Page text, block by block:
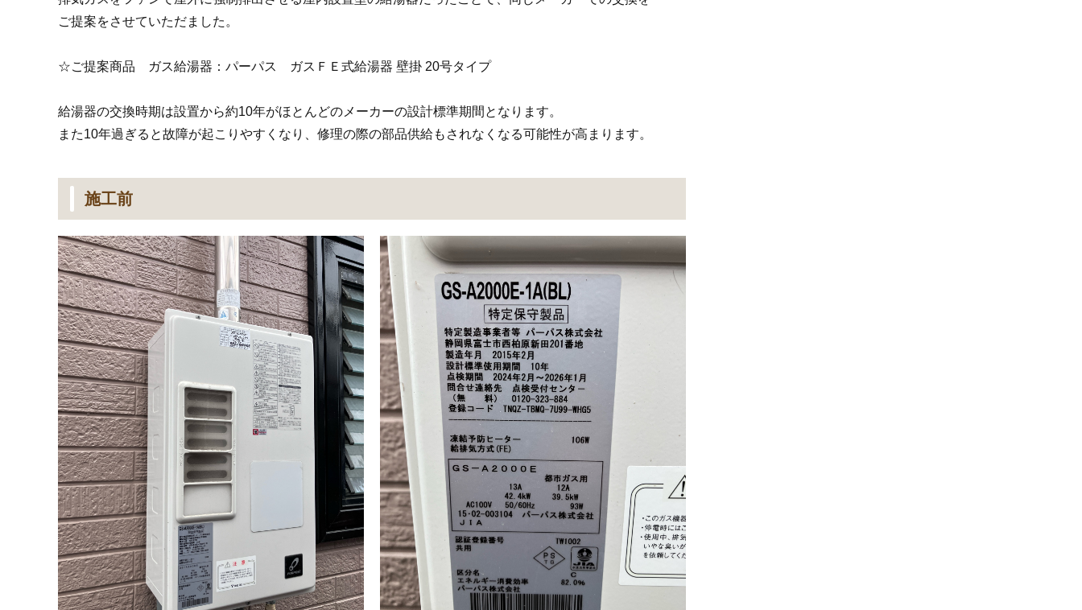
ご提案をさせていただました。
☆ご提案商品 ガス給湯器：パーパス ガスＦＥ式給湯器 壁掛 20号タイプ
給湯器の交換時期は設置から約10年がほとんどのメーカーの設計標準期間となります。
また10年過ぎると故障が起こりやすくなり、修理の際の部品供給もされなくなる可能性が高まります。
施工前